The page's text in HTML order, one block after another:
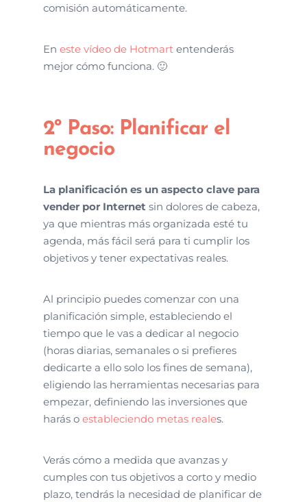
comisión automáticamente.
En este vídeo de Hotmartentenderás
mejor cómo funciona. 🙂
2º Paso: Planificar el
negocio
La planificación es un aspecto clave para
vender por Internet sin dolores de cabeza,
ya que mientras más organizada esté tu
agenda, más fácil será para ti cumplir los
objetivos y tener expectativas reales.
Al principio puedes comenzar con una
planificación simple, estableciendo el
tiempo que le vas a dedicar al negocio
(horas diarias, semanales o si prefieres
dedicarte a ello solo los fines de semana),
eligiendo las herramientas necesarias para
empezar, definiendo las inversiones que
harás o estableciendo metas reales.
Verás cómo a medida que avanzas y
cumples con tus objetivos a corto y medio
plazo, tendrás la necesidad de planificar de